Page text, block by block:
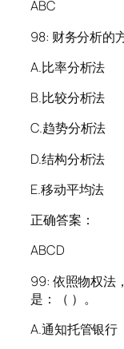
ABC
98: 财务分析的
A.比率分析法
B.比较分析法
C.趋势分析法
D.结构分析法
E.移动平均法
正确答案：
ABCD
99: 依照物权法
是：（ ）。
A.通知托管银行